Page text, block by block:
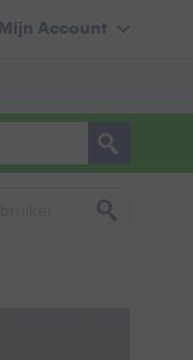
Mijn Account